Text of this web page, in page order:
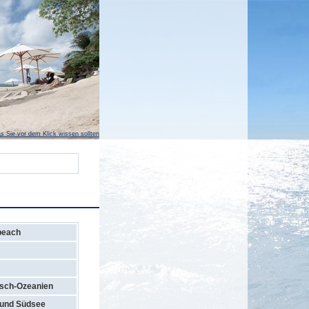
Sie vor dem Klick wissen sollten
Ozeanien
Südsee